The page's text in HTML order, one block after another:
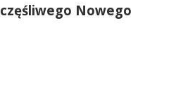
INNE
Nowego